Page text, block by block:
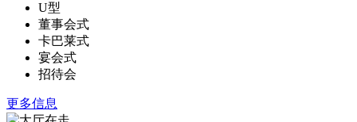
U型
董事会式
卡巴莱式
宴会式
招待会
更多信息